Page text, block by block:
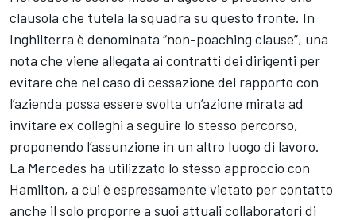
clausola che tutela la squadra su questo fronte. In
Inghilterra è denominata “non-poaching clause”, una
nota che viene allegata ai contratti dei dirigenti per
evitare che nel caso di cessazione del rapporto con
l’azienda possa essere svolta un’azione mirata ad
invitare ex colleghi a seguire lo stesso percorso,
proponendo l’assunzione in un altro luogo di lavoro.
La Mercedes ha utilizzato lo stesso approccio con
Hamilton, a cui è espressamente vietato per contatto
anche il solo proporre a suoi attuali collaboratori di